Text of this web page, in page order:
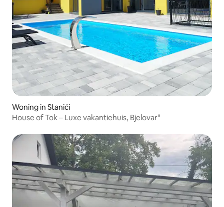
Woning in Stanići
House of Tok – Luxe vakantiehuis, Bjelovar"